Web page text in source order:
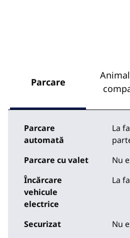
Parcare
Parcare
automată
La
Parcare cu valet
Nu
Încărcare
vehicule
electrice
La
Securizat
Nu